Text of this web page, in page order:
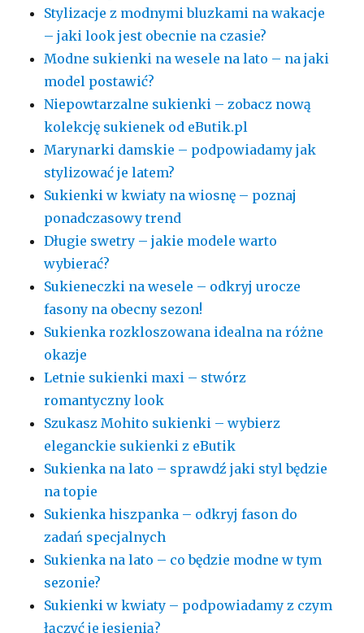
Stylizacje z modnymi bluzkami na wakacje
– jaki look jest obecnie na czasie?
Modne sukienki na wesele na lato – na jaki
model postawić?
Niepowtarzalne sukienki – zobacz nową
kolekcję sukienek od eButik.pl
Marynarki damskie – podpowiadamy jak
stylizować je latem?
Sukienki w kwiaty na wiosnę – poznaj
ponadczasowy trend
Długie swetry – jakie modele warto
wybierać?
Sukieneczki na wesele – odkryj urocze
fasony na obecny sezon!
Sukienka rozkloszowana idealna na różne
okazje
Letnie sukienki maxi – stwórz
romantyczny look
Szukasz Mohito sukienki – wybierz
eleganckie sukienki z eButik
Sukienka na lato – sprawdź jaki styl będzie
na topie
Sukienka hiszpanka – odkryj fason do
zadań specjalnych
Sukienka na lato – co będzie modne w tym
sezonie?
Sukienki w kwiaty – podpowiadamy z czym
łączyć je jesienią?